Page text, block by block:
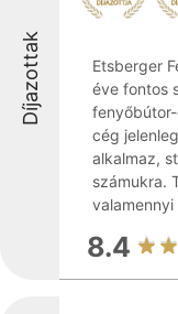
Díjazottak
Etsberger
éve fontos
cég
alkalmaz,
számukra.
valamennyi
8.4